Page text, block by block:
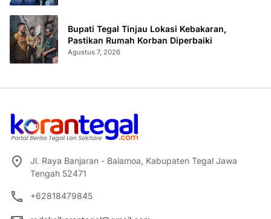
Bupati Tegal Tinjau Lokasi Kebakaran,
Pastikan Rumah Korban Diperbaiki
Agustus 7, 2026
Jl. Raya Banjaran - Balamoa, Kabupaten Tegal Jawa
Tengah 52471
+62818479845